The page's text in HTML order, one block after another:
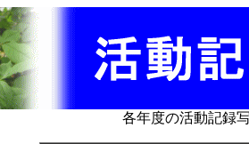
各年度の活動記録